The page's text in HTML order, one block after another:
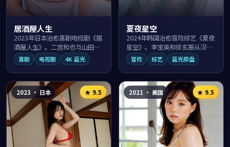
居酒屋人生
2023年日本治愈喜剧电视剧《居
酒屋人生》。二宫和也与山田凉
介在札幌街头的日常生活里上演
一出出温暖笑料，导演山田洋次
用幽默细腻的...
喜剧 电视剧 4K 蓝光
夏夜星空
2024年韩国治愈冒险综艺《夏夜
星空》。李宝英和徐玄振从汉江
月夜启程踏上一段意想不到的旅
程，导演黄东赫以辽阔取景与温
情笔触描绘成...
冒险 综艺 蓝光原盘
2023 · 日本 ★ 9.5 2021 · 美国 ★ 9.5